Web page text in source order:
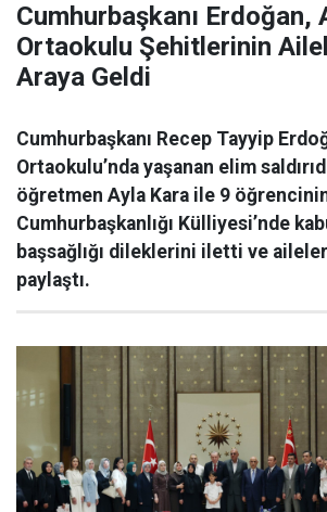
Cumhurbaşkanı Erdoğan,
Ortaokulu Şehitlerinin
Araya Geldi
Cumhurbaşkanı Recep Tayyip
Ortaokulu’nda yaşanan elim
öğretmen Ayla Kara ile 9
Cumhurbaşkanlığı Külliyesi’nde
başsağlığı dileklerini iletti ve
paylaştı.